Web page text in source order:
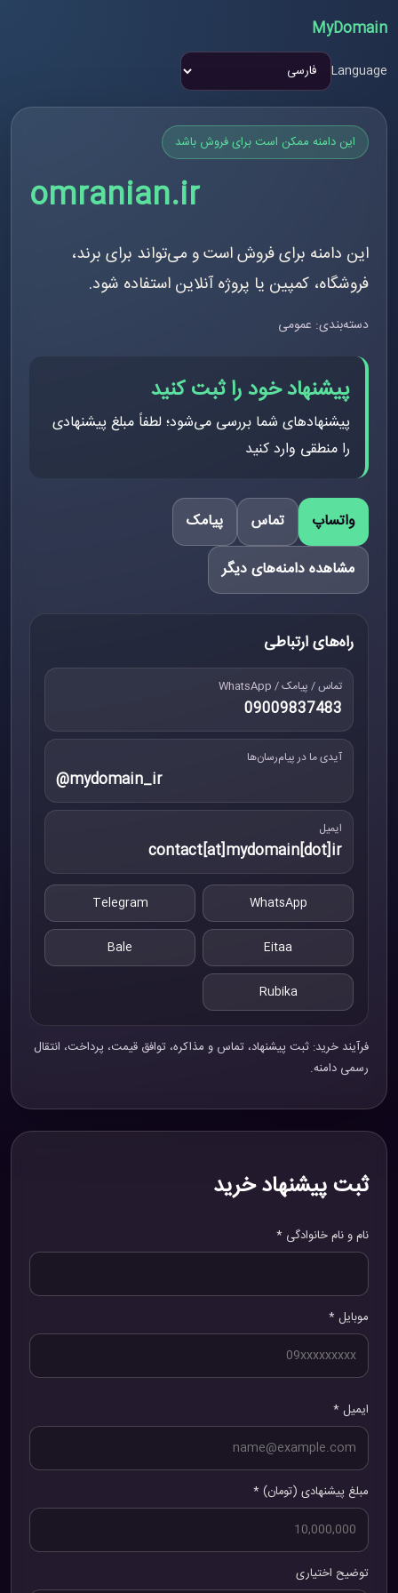
MyDomain
Language
این دامنه ممکن است برای فروش باشد
omranian.ir
این دامنه برای فروش است و می‌تواند برای برند،
فروشگاه، کمپین یا پروژه آنلاین استفاده شود.
دسته‌بندی: عمومی
پیشنهاد خود را ثبت کنید
پیشنهادهای شما بررسی می‌شود؛ لطفاً مبلغ پیشنهادی
را منطقی وارد کنید
واتساپ تماس
پیامک
مشاهده دامنه‌های دیگر
راه‌های ارتباطی
تماس / پیامک / WhatsApp
09009837483
آیدی ما در پیام‌رسان‌ها
@mydomain_ir
ایمیل
contact[at]mydomain[dot]ir
WhatsApp
Telegram
Eitaa
Bale
Rubika
فرآیند خرید: ثبت پیشنهاد، تماس و مذاکره، توافق قیمت، پرداخت، انتقال
رسمی دامنه.
ثبت پیشنهاد خرید
نام و نام خانوادگی *
موبایل *
ایمیل *
مبلغ پیشنهادی (تومان) *
توضیح اختیاری